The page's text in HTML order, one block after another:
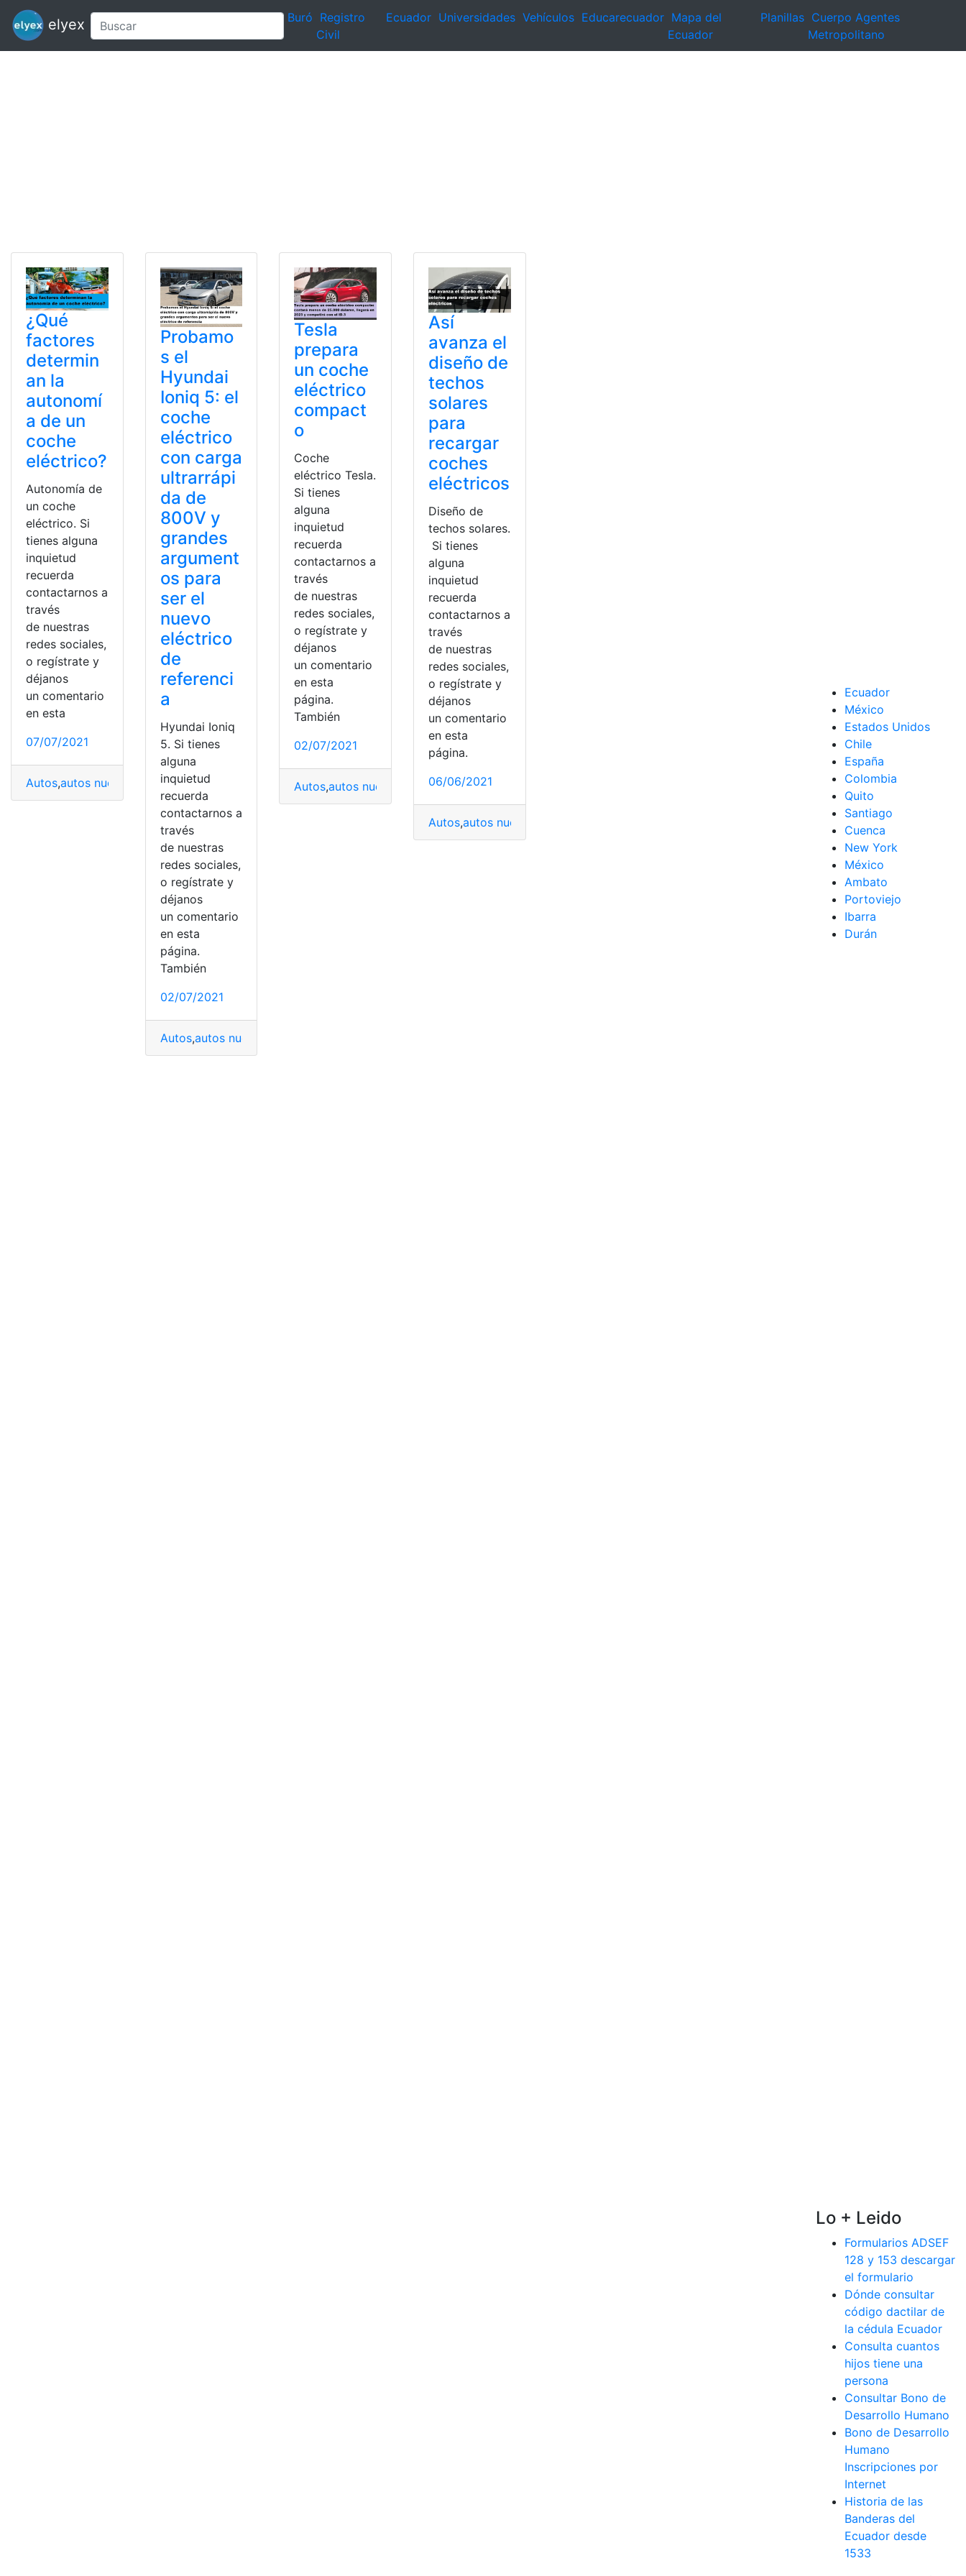
elyex Buró Registro
Civil
Ecuador Universidades Vehículos Educarecuador Mapa del
Ecuador
Planillas Cuerpo Agentes
Metropolitano
¿Qué
factores
determin
an la
autonomí
a de un
coche
eléctrico?
Autonomía de
un coche
eléctrico. Si
tienes alguna
inquietud
recuerda
contactarnos a
través
de nuestras
redes sociales,
o regístrate y
déjanos
un comentario
en esta
07/07/2021
Autos,autos nuevos coche eléctrico Coches autónomos,Coches eléctricos solares Vehículos eléctricos
Probamo
s el
Hyundai
Ioniq 5: el
coche
eléctrico
con carga
ultrarrápi
da de
800V y
grandes
argument
os para
ser el
nuevo
eléctrico
de
referenci
a
Hyundai Ioniq
5. Si tienes
alguna
inquietud
recuerda
contactarnos a
través
de nuestras
redes sociales,
o regístrate y
déjanos
un comentario
en esta
página.
También
02/07/2021
Autos,autos nuevos
Tesla
prepara
un coche
eléctrico
compact
o
Coche
eléctrico Tesla.
Si tienes
alguna
inquietud
recuerda
contactarnos a
través
de nuestras
redes sociales,
o regístrate y
déjanos
un comentario
en esta
página.
También
02/07/2021
Autos,autos nuevos coche eléctrico ,Coches Vehículo,Vehículos
Así
avanza el
diseño de
techos
solares
para
recargar
coches
eléctricos
Diseño de
techos solares.
Si tienes
alguna
inquietud
recuerda
contactarnos a
través
de nuestras
redes sociales,
o regístrate y
déjanos
un comentario
en esta
página.
06/06/2021
Autos,autos nuevos Paneles , Paneles solares
Ecuador
México
Estados Unidos
Chile
España
Colombia
Quito
Santiago
Cuenca
New York
México
Ambato
Portoviejo
Ibarra
Durán
Lo + Leido
Formularios ADSEF
128 y 153 descargar
el formulario
Dónde consultar
código dactilar de
la cédula Ecuador
Consulta cuantos
hijos tiene una
persona
Consultar Bono de
Desarrollo Humano
Bono de Desarrollo
Humano
Inscripciones por
Internet
Historia de las
Banderas del
Ecuador desde
1533